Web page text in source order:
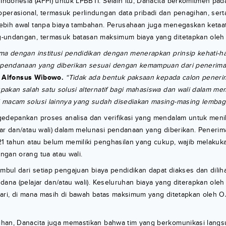
termasuk perlindungan data pribadi dan penagihan,
awal tanpa biaya tambahan. Perusahaan juga menegaskan
termasuk batasan maksimum biaya yang ditetapkan oleh
dengan institusi pendidikan dengan menerapkan prinsip kehati-
yang diberikan sesuai dengan kemampuan dari
Alfonsus Wibowo. “Tidak ada bentuk paksaan kepada calon
salah satu solusi alternatif bagi mahasiswa dan wali dalam
solusi lainnya yang sudah disediakan masing-masing
proses analisa dan verifikasi yang mendalam untuk
dan/atau wali) dalam melunasi pendanaan yang diberikan.
tahun atau belum memiliki penghasilan yang cukup, wajib
orang tua atau wali.
dari setiap pengajuan biaya pendidikan dapat diakses dan
(pelajar dan/atau wali). Keseluruhan biaya yang diterapkan oleh
di mana masih di bawah batas maksimum yang ditetapkan oleh
Danacita juga memastikan bahwa tim yang berkomunikasi